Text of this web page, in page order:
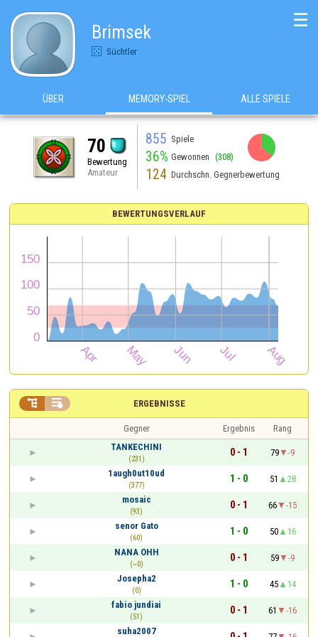
Brimsek
Süchtler
☰
ÜBER MEMORY-SPIEL ALLE SPIELE
70
Bewertung
Amateur
855 Spiele
36% Gewonnen (308)
124 Durchschn. Gegnerbewertung
BEWERTUNGSVERLAUF
ERGEBNISSE
 
Gegner Ergebnis
Rang
TANKECHINI
(231)
0 - 1 79
-9
1augh0ut10ud
(377)
1 - 0 51
28
mosaic
(93)
0 - 1 66
-15
senor Gato
(60)
1 - 0 50
16
NANA OHH
(~0)
0 - 1 59
-9
Josepha2
(0)
1 - 0 45
14
fabio jundiai
(51)
0 - 1 61
-16
suha2007